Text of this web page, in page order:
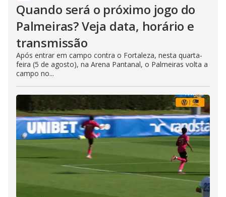
Quando será o próximo jogo do
Palmeiras? Veja data, horário e
transmissão
Após entrar em campo contra o Fortaleza, nesta quarta-
feira (5 de agosto), na Arena Pantanal, o Palmeiras volta a
campo no...